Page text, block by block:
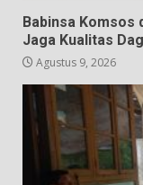
Babinsa Komsos
Jaga Kualitas
Agustus 9, 2026